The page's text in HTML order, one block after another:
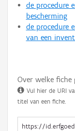
de procedure
bescherming
de procedure
van een
Over welke
Vul hier de URI
titel van een fiche.